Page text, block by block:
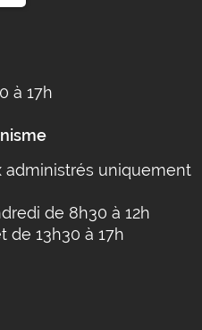
à 17h
administrés uniquement
de 8h30 à 12h
de 13h30 à 17h